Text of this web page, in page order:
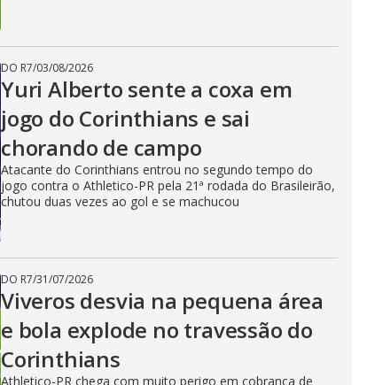
DO R7/03/08/2026
Yuri Alberto sente a coxa em
jogo do Corinthians e sai
chorando de campo
Atacante do Corinthians entrou no segundo tempo do
jogo contra o Athletico-PR pela 21ª rodada do Brasileirão,
chutou duas vezes ao gol e se machucou
DO R7/31/07/2026
Viveros desvia na pequena área
e bola explode no travessão do
Corinthians
Athletico-PR chega com muito perigo em cobrança de